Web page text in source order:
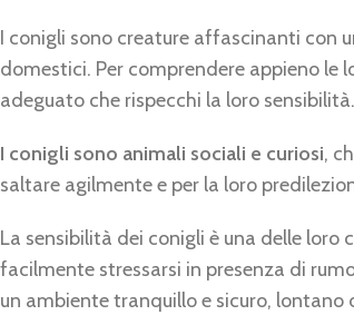
I conigli sono creature affascinanti con
domestici. Per comprendere appieno le
adeguato che rispecchi la loro sensibilità.
I conigli sono animali sociali e curiosi,
saltare agilmente e per la loro
La sensibilità dei conigli è una delle
facilmente stressarsi in presenza di
un ambiente tranquillo e sicuro, lontano